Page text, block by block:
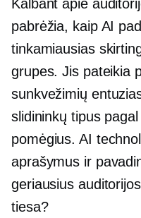
Kalbant apie
pabrėžia, kaip AI
tinkamiausias
grupes. Jis pateikia
sunkvežimių
slidininkų tipus
pomėgius. AI
aprašymus ir
geriausius
tiesa?